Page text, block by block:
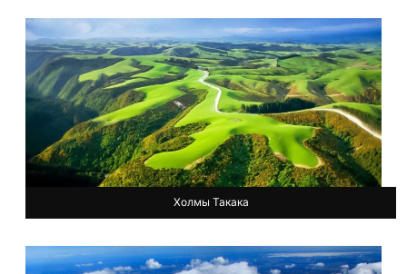
Холмы Такака